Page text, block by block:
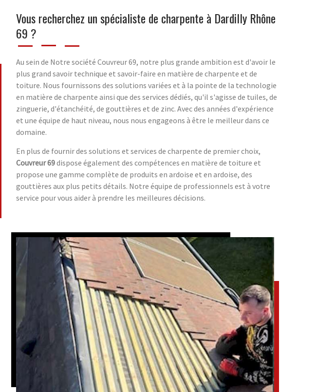
Vous recherchez un spécialiste de charpente à Dardilly Rhône
69 ?
Au sein de Notre société Couvreur 69, notre plus grande ambition est d'avoir le
plus grand savoir technique et savoir-faire en matière de charpente et de
toiture. Nous fournissons des solutions variées et à la pointe de la technologie
en matière de charpente ainsi que des services dédiés, qu'il s'agisse de tuiles, de
zinguerie, d'étanchéité, de gouttières et de zinc. Avec des années d'expérience
et une équipe de haut niveau, nous nous engageons à être le meilleur dans ce
domaine.
En plus de fournir des solutions et services de charpente de premier choix,
Couvreur 69dispose également des compétences en matière de toiture et
propose une gamme complète de produits en ardoise et en ardoise, des
gouttières aux plus petits détails. Notre équipe de professionnels est à votre
service pour vous aider à prendre les meilleures décisions.